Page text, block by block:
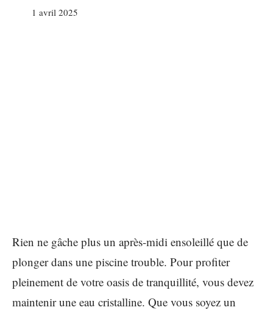
1 avril 2025
Rien ne gâche plus un après-midi ensoleillé que de
plonger dans une piscine trouble. Pour profiter
pleinement de votre oasis de tranquillité, vous devez
maintenir une eau cristalline. Que vous soyez un